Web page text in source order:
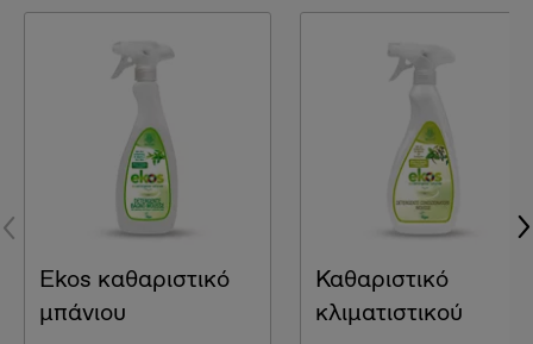
Εkos καθαριστικό
μπάνιου
Καθαριστικό
κλιματιστικού